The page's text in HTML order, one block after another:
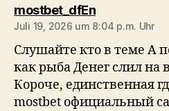
mostbet_dfEnsagt:
Juli 19, 2026 um 8:04 p.m. Uhr
Слушайте кто в теме А
как рыба Денег слил на
Короче, единственная
mostbet официальный